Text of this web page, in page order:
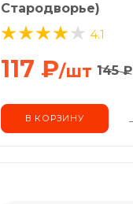
Стародворье)
4.1
117 ₽/шт 145₽
В КОРЗИНУ